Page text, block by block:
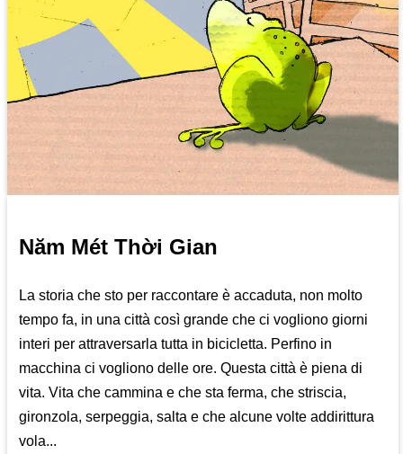
Năm Mét Thời Gian
La storia che sto per raccontare è accaduta, non molto
tempo fa, in una città così grande che ci vogliono giorni
interi per attraversarla tutta in bicicletta. Perfino in
macchina ci vogliono delle ore. Questa città è piena di
vita. Vita che cammina e che sta ferma, che striscia,
gironzola, serpeggia, salta e che alcune volte addirittura
vola...